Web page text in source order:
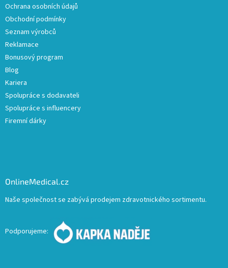
Ochrana osobních údajů
Obchodní podmínky
Seznam výrobců
Reklamace
Bonusový program
Blog
Kariera
Spolupráce s dodavateli
Spolupráce s influencery
Firemní dárky
OnlineMedical.cz
Naše společnost se zabývá prodejem zdravotnického sortimentu.
Podporujeme: